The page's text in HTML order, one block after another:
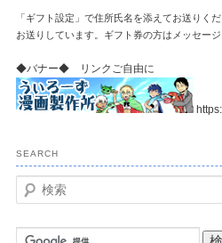
「ギフト設定」で住所氏名を添えてお送りく
お送りしています。ギフト券の方はメッセー
◆バナー◆ リンクご自由に
SEARCH
検
索